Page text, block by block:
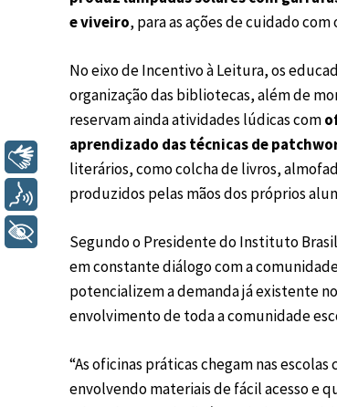
e viveiro, para as ações de cuidado
No eixo de Incentivo à Leitura, os
organização das bibliotecas, além de
reservam ainda atividades lúdicas com
aprendizado das técnicas de
literários, como colcha de livros,
produzidos pelas mãos dos próprios
Segundo o Presidente do Instituto
em constante diálogo com a
potencializem a demanda já existente
envolvimento de toda a comunidade
“As oficinas práticas chegam nas
envolvendo materiais de fácil acesso e
Libras
Voz
+ Acessibilidade